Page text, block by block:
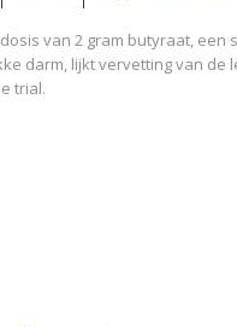
van 2 gram butyraat,
darm, lijkt vervetting van de
trial.